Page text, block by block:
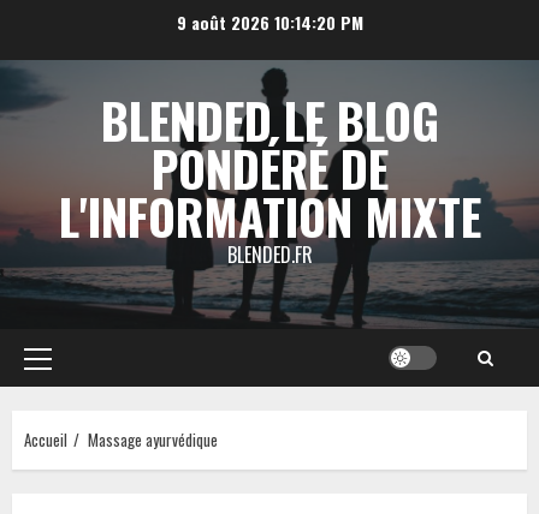
contenu
9 août 202610:14:21 PM
BLENDED LE BLOG
PONDÉRÉ DE
L'INFORMATION MIXTE
BLENDED.FR
Menu
principal
Accueil Massage ayurvédique